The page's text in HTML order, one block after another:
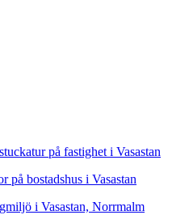
på fastighet i Vasastan
på bostadshus i Vasastan
i Vasastan, Norrmalm